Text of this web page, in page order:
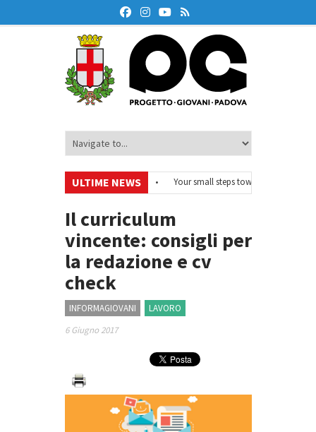
ULTIME NEWS
– Ciclo di webinar •
Your small steps towards sustainability
finanziaria
• Oxford Debate Lab – Borse di studio 2026/27
Il curriculum
vincente: consigli per
la redazione e cv
check
INFORMAGIOVANI
LAVORO
6 Giugno 2017